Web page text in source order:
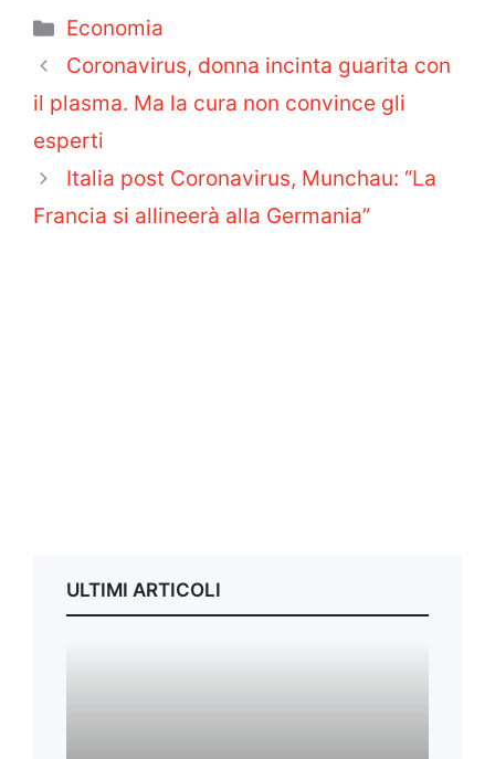
Categorie
Economia
Coronavirus, donna incinta guarita con
il plasma. Ma la cura non convince gli
esperti
Italia post Coronavirus, Munchau: “La
Francia si allineerà alla Germania”
ULTIMI ARTICOLI